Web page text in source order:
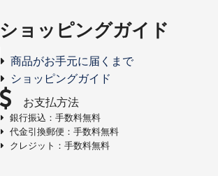
ショッピングガイド
商品がお手元に届くまで
ショッピングガイド
お支払方法
銀行振込：手数料無料
代金引換郵便：手数料無料
クレジット：手数料無料